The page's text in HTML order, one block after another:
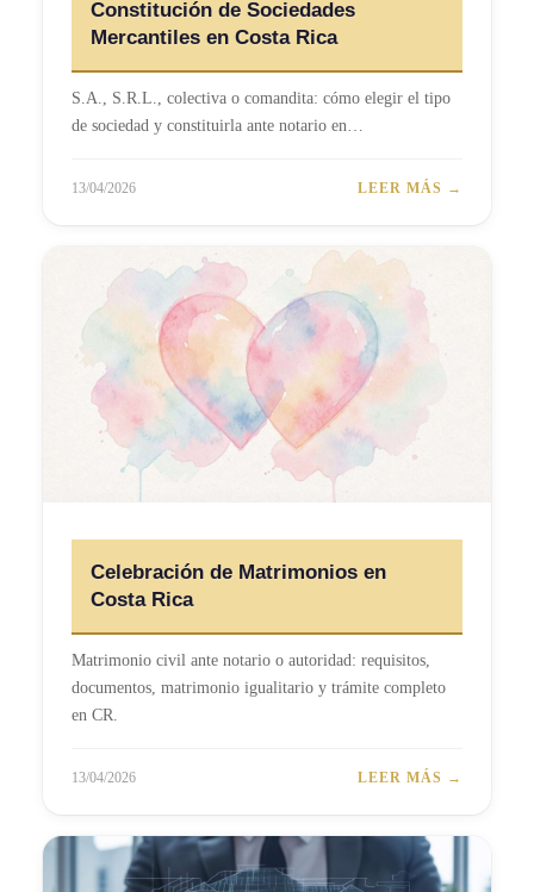
Constitución de Sociedades
Mercantiles en Costa Rica
S.A., S.R.L., colectiva o comandita: cómo elegir el tipo
de sociedad y constituirla ante notario en…
13/04/2026 LEER MÁS →
Celebración de Matrimonios en
Costa Rica
Matrimonio civil ante notario o autoridad: requisitos,
documentos, matrimonio igualitario y trámite completo
en CR.
13/04/2026 LEER MÁS →